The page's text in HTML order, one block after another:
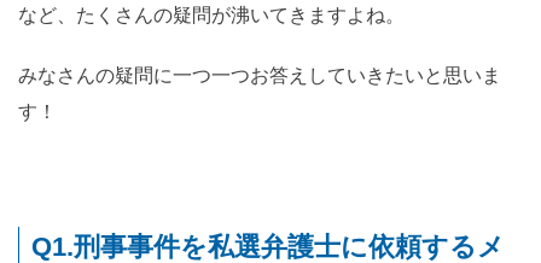
など、たくさんの疑問が沸いてきますよね。
みなさんの疑問に一つ一つお答えしていきたいと思いま
す！
Q1.刑事事件を私選弁護士に依頼するメ